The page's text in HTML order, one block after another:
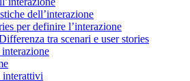
dell’interazione
per definire l’interazione
tra scenari e user stories
interattivi